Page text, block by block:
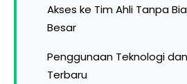
Akses ke Tim Ahli Tanpa
Besar
Penggunaan Teknologi
Terbaru